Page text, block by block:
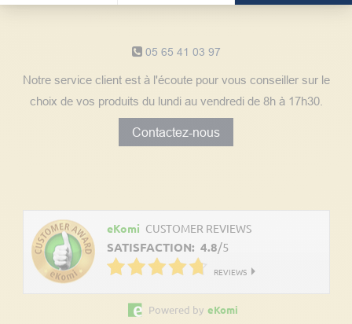
05 65 41 03 97
Notre service client est à l'écoute pour vous conseiller sur le
choix de vos produits du lundi au vendredi de 8h à 17h30.
Contactez-nous
eKomi CUSTOMER REVIEWS
SATISFACTION: 4.8/5
REVIEWS
Powered by eKomi